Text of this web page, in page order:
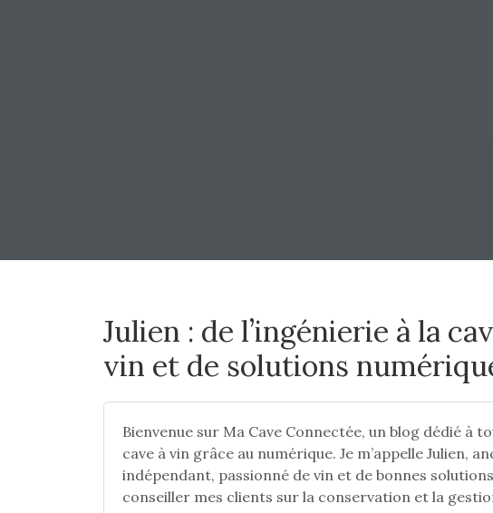
Julien : de l’ingénierie à la
vin et de solutions
Bienvenue sur Ma Cave Connectée, un blog dédié à
cave à vin grâce au numérique. Je m’appelle Julien,
indépendant, passionné de vin et de bonnes
conseiller mes clients sur la conservation et la